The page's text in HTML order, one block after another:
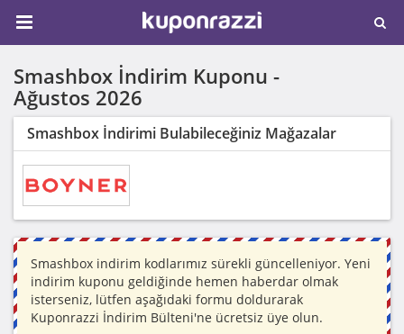
Smashbox İndirim Kuponu -
Ağustos 2026
Smashbox İndirimi Bulabileceğiniz Mağazalar
Smashbox indirim kodlarımız sürekli güncelleniyor. Yeni
indirim kuponu geldiğinde hemen haberdar olmak
isterseniz, lütfen aşağıdaki formu doldurarak
Kuponrazzi İndirim Bülteni'ne ücretsiz üye olun.